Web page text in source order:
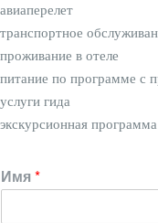
авиаперелет
транспортное
проживание в отеле
питание по программе с
услуги гида
экскурсионная программа
Имя*